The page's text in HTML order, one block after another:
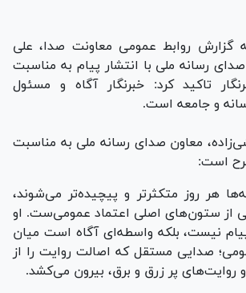
گزارش روابط عمومی معاونت صدا، علی
رسانه ملی با انتشار پیام به مناسبت
تاکید کرد: خبرنگار آگاه و مسئول
و جامعه است.
معاون صدای رسانه ملی به مناسبت
است:
هر روز متکثرتر و پیچیده‌تر می‌شوند،
از ستون‌های اصلی اعتماد عمومی‌ست. او
پیام نیست، بلکه واسطه‌ای آگاه است میان
صدایی مستقل که اصالت روایت را از
و روایت‌های پر زرق و برق، بیرون می‌کشد.